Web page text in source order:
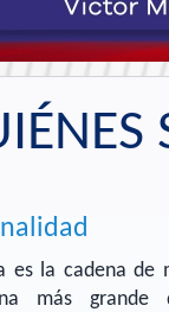
es la cadena de
más grande